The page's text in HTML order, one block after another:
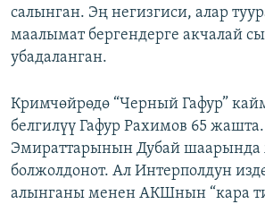
салынган. Эң негизгиси, алар
маалымат бергендерге акчалай
убадаланган.
Кримчөйрөдө “Черный Гафур”
белгилүү Гафур Рахимов 65
Эмираттарынын Дубай
болжолдонот. Ал Интерполдун
алынганы менен АКШнын “кара